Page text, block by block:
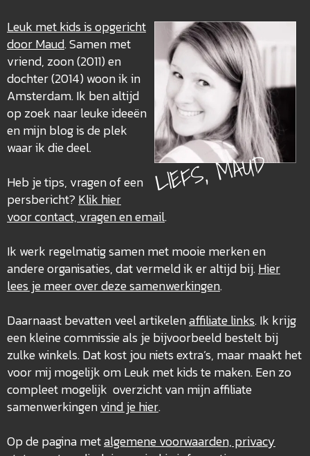
LIEFS, MAUD
Leuk met kids is opgericht
door Maud. Samen met
vriend, zoon (2011) en
dochter (2014) woon ik in
Amsterdam. Ik ben altijd
op zoek naar leuke ideeën
en mijn blog is de plek
waar ik die deel.
Heb je tips, vragen of een
persbericht? Klik hier
voor contact, vragen en email.
Ik werk regelmatig samen met mooie merken en
andere organisaties, dat vermeld ik er altijd bij.Hier
lees je meer over dezesamenwerkingen.
Daarnaast bevatten veel artikelenaffiliate links. Ik krijg
een kleine commissie als je bijvoorbeeld bestelt bij
zulke winkels. Dat kost jou niets extra’s, maar maakt het
voor mij mogelijk om Leuk met kids te maken. Een zo
compleet mogelijk overzicht van mijn affiliate
samenwerkingenvind je hier.
Op de pagina metalgemene voorwaarden, privacy